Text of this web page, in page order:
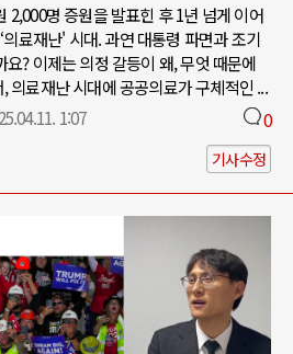
2,000명 증원을 발표힌 후 1년 넘게 이어
료재난' 시대. 과연 대통령 파면과 조기
? 이제는 의정 갈등이 왜, 무엇 때문에
의료재난 시대에 공공의료가 구체적인 ...
1:07 0
기사수정